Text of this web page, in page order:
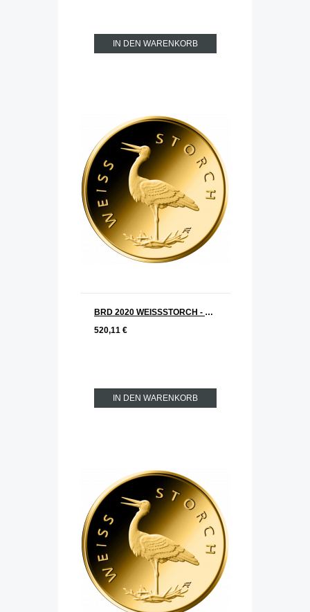
IN DEN WARENKORB
BRD 2020 WEISSSTORCH - Storch Serie: Heimische Vögel 20 € Goldmünze J = Hamburg
520,11 €
IN DEN WARENKORB